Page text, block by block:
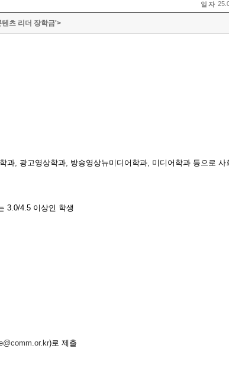
일 자
츠 리더 장학금'>
, 광고영상학과, 방송영상뉴미디어학과, 미디어학과 등으로 사
3.0/4.5 이상인 학생
)로 제출